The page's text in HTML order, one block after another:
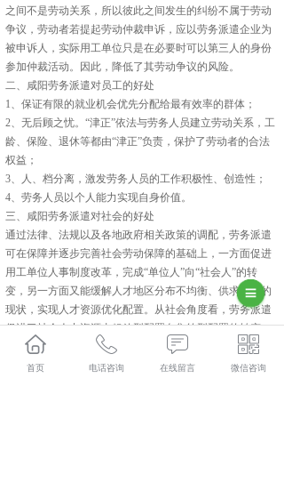
之间不是劳动关系，所以彼此之间发生的纠纷不属于劳动
争议，劳动者若提起劳动仲裁申诉，应以劳务派遣企业为
被申诉人，实际用工单位只是在必要时可以第三人的身份
参加仲裁活动。因此，降低了其劳动争议的风险。
二、咸阳劳务派遣对员工的好处
1、保证有限的就业机会优先分配给最有效率的群体；
2、无后顾之忧。“津正”依法与劳务人员建立劳动关系，工
龄、保险、退休等都由“津正”负责，保护了劳动者的合法
权益；
3、人、档分离，激发劳务人员的工作积极性、创造性；
4、劳务人员以个人能力实现自身价值。
三、咸阳劳务派遣对社会的好处
通过法律、法规以及各地政府相关政策的调配，劳务派遣
可在保障并逐步完善社会劳动保障的基础上，一方面促进
用工单位人事制度改革，完成“单位人”向“社会人”的转
变，另一方面又能缓解人才地区分布不均衡、供求矛盾的
现状，实现人才资源优化配置。从社会角度看，劳务派遣
促进了社会人力资源由粗放型配置向集约型配置的转变。
劳务派遣类型
1、完全派遣：由派遣公司承担一整套员工派遣服务工作，
首页 电话咨询 在线留言 微信咨询